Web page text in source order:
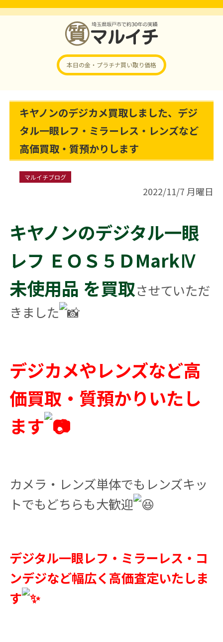
本日の金・プラチナ買い取り価格
キヤノンのデジカメ買取しました、デジ
タル一眼レフ・ミラーレス・レンズなど
高価買取・質預かりします
マルイチブログ
2022/11/7 月曜日
キヤノンのデジタル一眼
レフ ＥＯＳ５ＤMarkⅣ
未使用品 を買取させていただ
きました
デジカメやレンズなど高
価買取・質預かりいたし
ます
カメラ・レンズ単体でもレンズキッ
トでもどちらも大歓迎
デジタル一眼レフ・ミラーレス・コ
ンデジなど幅広く高価査定いたしま
す